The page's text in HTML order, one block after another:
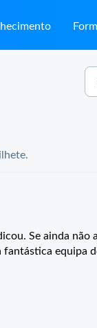
Se ainda não a
fantástica equipa